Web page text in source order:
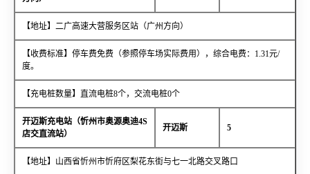
【地址】二广高速大营服务区站（广州方向）
【收费标准】停车费免费（参照停车场实际费用），综合电费：1.31元/
度。
【充电桩数量】直流电桩8个，交流电桩0个
开迈斯充电站（忻州市奥源奥迪4S
店交直流站）
开迈斯 5
【地址】山西省忻州市忻府区梨花东街与七一北路交叉路口